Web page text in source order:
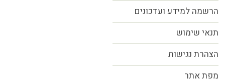
הרשמה למידע ועדכונים
תנאי שימוש
הצהרת נגישות
מפת אתר